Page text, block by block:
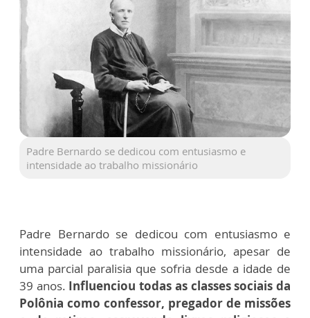
Padre Bernardo se dedicou com entusiasmo e
intensidade ao trabalho missionário
Padre Bernardo se dedicou com entusiasmo e
intensidade ao trabalho missionário, apesar de
uma parcial paralisia que sofria desde a idade de
39 anos. Influenciou todas as classes sociais da
Polônia como confessor, pregador de missões